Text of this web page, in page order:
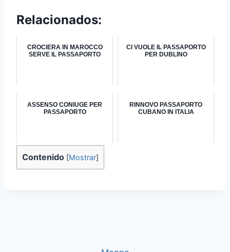
Relacionados:
CROCIERA IN MAROCCO
SERVE IL PASSAPORTO
CI VUOLE IL PASSAPORTO
PER DUBLINO
ASSENSO CONIUGE PER
PASSAPORTO
RINNOVO PASSAPORTO
CUBANO IN ITALIA
Contenido [Mostrar]